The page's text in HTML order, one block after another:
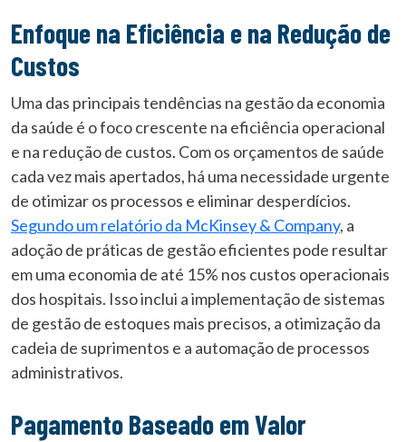
Enfoque na Eficiência e na Redução de
Custos
Uma das principais tendências na gestão da economia
da saúde é o foco crescente na eficiência operacional
e na redução de custos. Com os orçamentos de saúde
cada vez mais apertados, há uma necessidade urgente
de otimizar os processos e eliminar desperdícios.
Segundo um relatório da McKinsey & Company, a
adoção de práticas de gestão eficientes pode resultar
em uma economia de até 15% nos custos operacionais
dos hospitais. Isso inclui a implementação de sistemas
de gestão de estoques mais precisos, a otimização da
cadeia de suprimentos e a automação de processos
administrativos.
Pagamento Baseado em Valor